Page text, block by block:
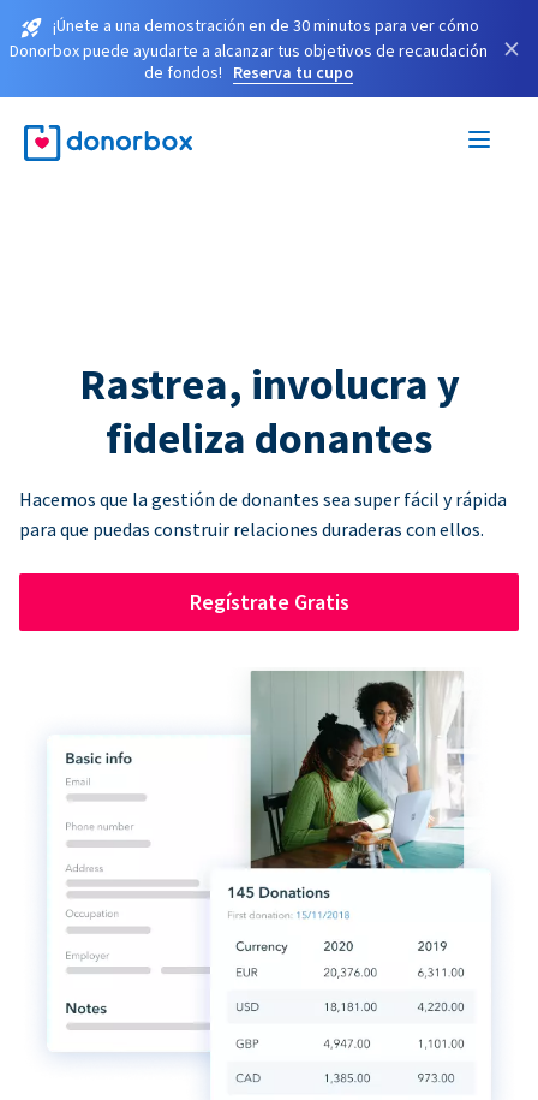
¡Únete a una demostración en de 30 minutos para ver cómo
Donorbox puede ayudarte a alcanzar tus objetivos de recaudación
de fondos!
Reserva tu cupo
×
Rastrea, involucra y
fideliza donantes
Hacemos que la gestión de donantes sea super fácil y rápida
para que puedas construir relaciones duraderas con ellos.
Regístrate Gratis